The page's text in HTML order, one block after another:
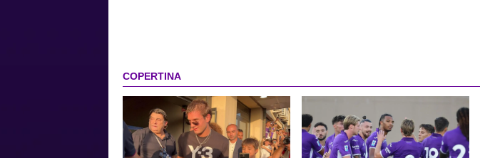
COPERTINA